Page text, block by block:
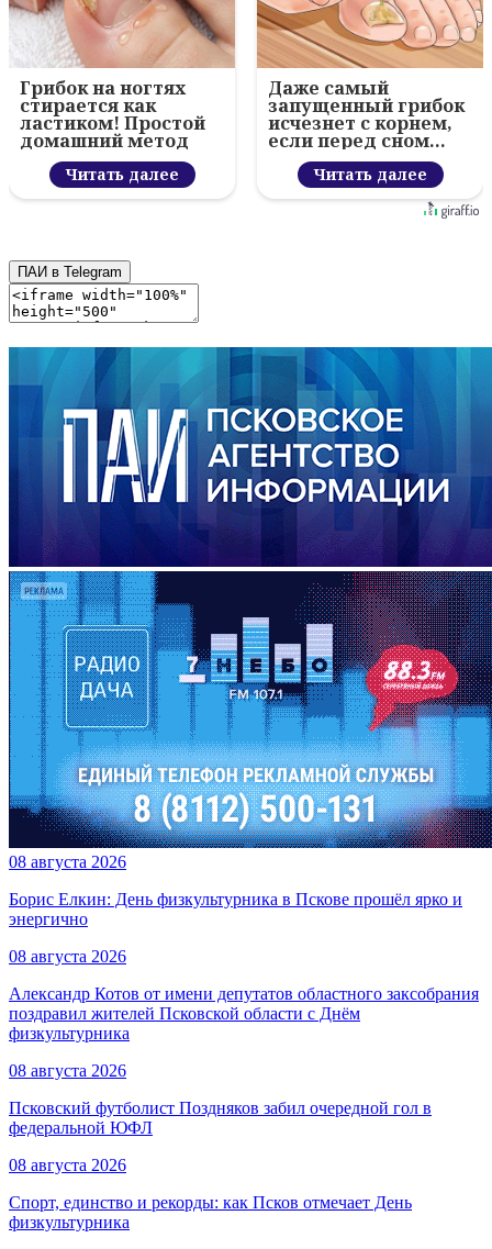
Грибок на ногтях
стирается как
ластиком! Простой
домашний метод
Читать далее
Даже самый
запущенный грибок
исчезнет с корнем,
если перед сном…
Читать далее
ПАИ в Telegram
08 августа 2026
Борис Елкин: День физкультурника в Пскове прошёл ярко и
энергично
08 августа 2026
Александр Котов от имени депутатов областного заксобрания
поздравил жителей Псковской области с Днём
физкультурника
08 августа 2026
Псковский футболист Поздняков забил очередной гол в
федеральной ЮФЛ
08 августа 2026
Спорт, единство и рекорды: как Псков отмечает День
физкультурника